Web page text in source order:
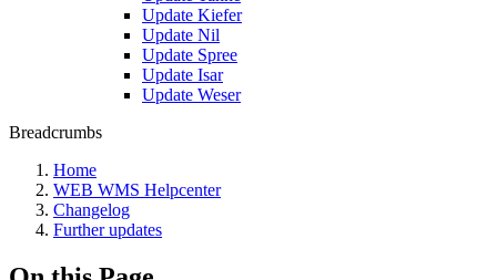
Update Kiefer
Update Nil
Update Spree
Update Isar
Update Weser
Breadcrumbs
Home
WEB WMS Helpcenter
Changelog
Further updates